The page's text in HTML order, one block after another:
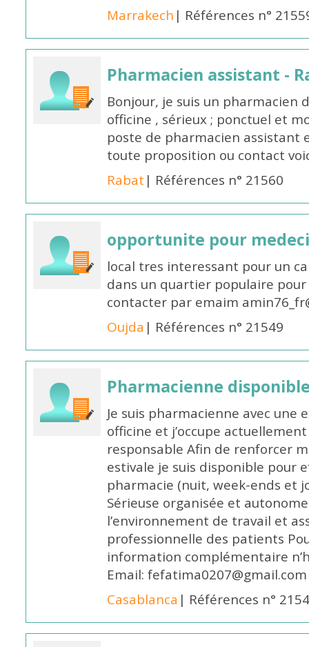
Marrakech | Références n°
Pharmacien assistant -
Bonjour, je suis un pharmacien
officine , sérieux ; ponctuel et
poste de pharmacien
toute proposition ou contact
Rabat | Références n° 21560
opportunite pour
local tres interessant pour un
dans un quartier populaire
contacter par emaim
Oujda | Références n° 21549
Pharmacienne
Je suis pharmacienne avec
officine et j’occupe
responsable Afin de renforcer
estivale je suis disponible pour
pharmacie (nuit, week-ends et
Sérieuse organisée et
l’environnement de travail et
professionnelle des patients
information complémentaire
Email: fefatima0207@gmail.com
Casablanca | Références n°